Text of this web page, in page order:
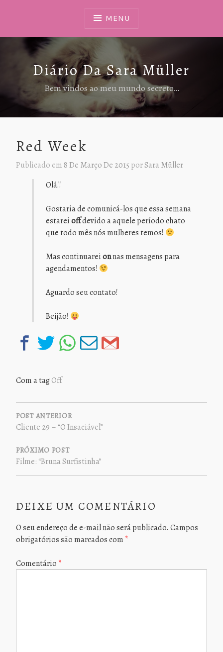
MENU
Diário Da Sara Müller
Bem vindos ao meu mundo secreto…
Red Week
Publicado em 8 De Março De 2015 porSara Müller
Olá!!
Gostaria de comunicá-los que essa semana
estareioffdevido a aquele período chato
que todo mês nós mulheres temos!
Mas continuareionnas mensagens para
agendamentos!
Aguardo seu contato!
Beijão!
Com a tagOff
NAVEGAÇÃO
DE
POST
POST ANTERIOR
Cliente 29 – “O Insaciável”
PRÓXIMO POST
Filme: “Bruna Surfistinha”
DEIXE UM COMENTÁRIO
O seu endereço de e-mail não será publicado. Campos
obrigatórios são marcados com *
Comentário *